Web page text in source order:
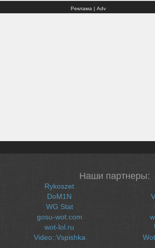
Реклама | Adv
Наши партнеры:
Rykoszet
DoM1N
WG Stat
gosu-wot.com
wot-lol.ru
Video::Vspishka